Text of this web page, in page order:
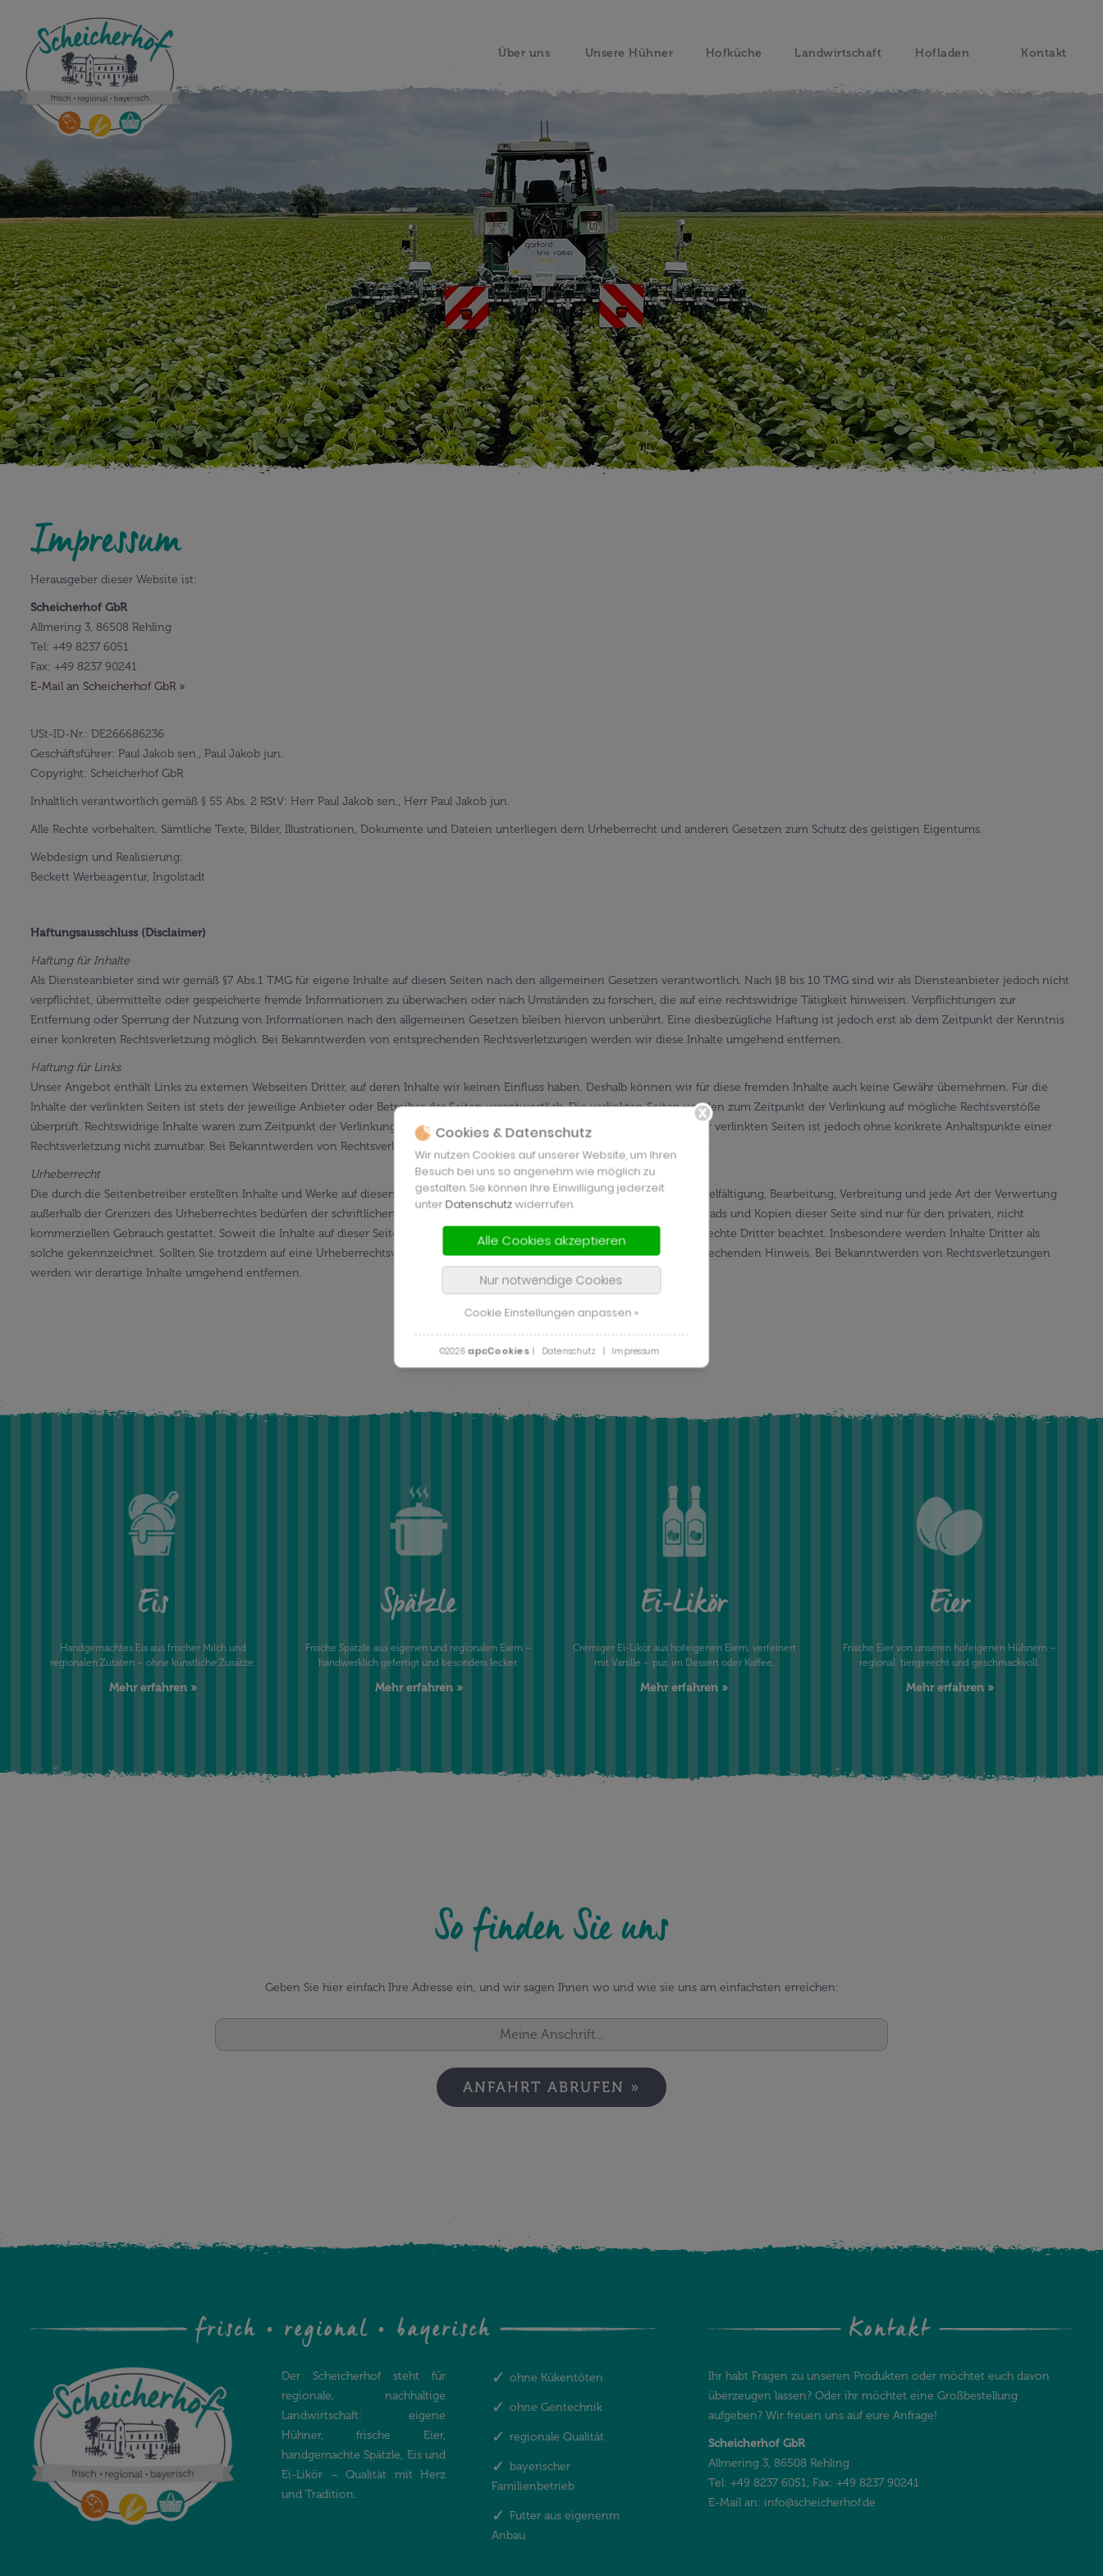
Über uns Unsere Hühner Hofküche Landwirtschaft Hofladen Kontakt
Impressum
Herausgeber dieser Website ist:
Scheicherhof GbR
Allmering 3, 86508 Rehling
Tel: +49 8237 6051
Fax: +49 8237 90241
E-Mail an Scheicherhof GbR »
USt-ID-Nr.: DE266686236
Geschäftsführer: Paul Jakob sen., Paul Jakob jun.
Copyright: Scheicherhof GbR
Inhaltlich verantwortlich gemäß § 55 Abs. 2 RStV: Herr Paul Jakob sen., Herr Paul Jakob jun.
Alle Rechte vorbehalten. Sämtliche Texte, Bilder, Illustrationen, Dokumente und Dateien unterliegen dem Urheberrecht und anderen Gesetzen zum Schutz des geistigen Eigentums.
Webdesign und Realisierung:
Beckett Werbeagentur, Ingolstadt
Haftungsausschluss (Disclaimer)
Haftung für Inhalte
Als Diensteanbieter sind wir gemäß §7 Abs.1 TMG für eigene Inhalte auf diesen Seiten nach den allgemeinen Gesetzen verantwortlich. Nach §8 bis 10 TMG sind wir als Diensteanbieter jedoch nicht
verpflichtet, übermittelte oder gespeicherte fremde Informationen zu überwachen oder nach Umständen zu forschen, die auf eine rechtswidrige Tätigkeit hinweisen. Verpflichtungen zur
Entfernung oder Sperrung der Nutzung von Informationen nach den allgemeinen Gesetzen bleiben hiervon unberührt. Eine diesbezügliche Haftung ist jedoch erst ab dem Zeitpunkt der Kenntnis
einer konkreten Rechtsverletzung möglich. Bei Bekanntwerden von entsprechenden Rechtsverletzungen werden wir diese Inhalte umgehend entfernen.
Haftung für Links
Unser Angebot enthält Links zu externen Webseiten Dritter, auf deren Inhalte wir keinen Einfluss haben. Deshalb können wir für diese fremden Inhalte auch keine Gewähr übernehmen. Für die
Inhalte der verlinkten Seiten ist stets der jeweilige Anbieter oder Betreiber der Seiten verantwortlich. Die verlinkten Seiten wurden zum Zeitpunkt der Verlinkung auf mögliche Rechtsverstöße
überprüft. Rechtswidrige Inhalte waren zum Zeitpunkt der Verlinkung nicht erkennbar. Eine permanente inhaltliche Kontrolle der verlinkten Seiten ist jedoch ohne konkrete Anhaltspunkte einer
Rechtsverletzung nicht zumutbar. Bei Bekanntwerden von Rechtsverletzungen werden wir derartige Links umgehend entfernen.
Urheberrecht
Die durch die Seitenbetreiber erstellten Inhalte und Werke auf diesen Seiten unterliegen dem deutschen Urheberrecht. Die Vervielfältigung, Bearbeitung, Verbreitung und jede Art der Verwertung
außerhalb der Grenzen des Urheberrechtes bedürfen der schriftlichen Zustimmung des jeweiligen Autors bzw. Erstellers. Downloads und Kopien dieser Seite sind nur für den privaten, nicht
kommerziellen Gebrauch gestattet. Soweit die Inhalte auf dieser Seite nicht vom Betreiber erstellt wurden, werden die Urheberrechte Dritter beachtet. Insbesondere werden Inhalte Dritter als
solche gekennzeichnet. Sollten Sie trotzdem auf eine Urheberrechtsverletzung aufmerksam werden, bitten wir um einen entsprechenden Hinweis. Bei Bekanntwerden von Rechtsverletzungen
werden wir derartige Inhalte umgehend entfernen.
Eis
Handgemachtes Eis aus frischer Milch und
regionalen Zutaten – ohne künstliche Zusätze.
Mehr erfahren »
Spätzle
Frische Spätzle aus eigenen und regionalen Eiern –
handwerklich gefertigt und besonders lecker.
Mehr erfahren »
Ei-Likör
Cremiger Ei-Likör aus hofeigenen Eiern, verfeinert
mit Vanille – pur, im Dessert oder Kaffee.
Mehr erfahren »
Eier
Frische Eier von unseren hofeigenen Hühnern –
regional, tiergerecht und geschmackvoll.
Mehr erfahren »
So finden Sie uns
Geben Sie hier einfach Ihre Adresse ein, und wir sagen Ihnen wo und wie sie uns am einfachsten erreichen:
ANFAHRT ABRUFEN »
frisch • regional • bayerisch
Der Scheicherhof steht für
regionale, nachhaltige
Landwirtschaft: eigene
Hühner, frische Eier,
handgemachte Spätzle, Eis und
Ei-Likör – Qualität mit Herz
und Tradition.
ohne Kükentöten
ohne Gentechnik
regionale Qualität
bayerischer
Familienbetrieb
Futter aus eigenenm
Anbau
Kontakt
Ihr habt Fragen zu unseren Produkten oder möchtet euch davon
überzeugen lassen? Oder ihr möchtet eine Großbestellung
aufgeben? Wir freuen uns auf eure Anfrage!
Scheicherhof GbR
Allmering 3, 86508 Rehling
Tel: +49 8237 6051, Fax: +49 8237 90241
E-Mail an: info@scheicherhof.de
Cookies & Datenschutz
Wir nutzen Cookies auf unserer Website, um Ihren
Besuch bei uns so angenehm wie möglich zu
gestalten. Sie können Ihre Einwilligung jederzeit
unter Datenschutzwiderrufen.
Alle Cookies akzeptieren
Nur notwendige Cookies
Cookie Einstellungen anpassen »
©2026 apcCookies | Datenschutz | Impressum